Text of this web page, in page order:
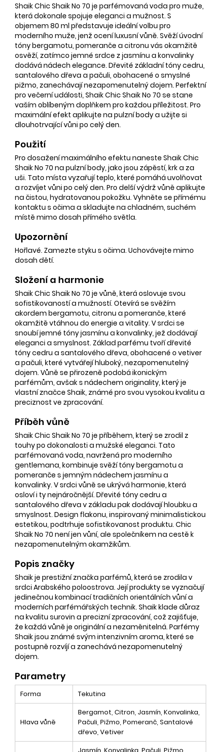
Shaik Chic Shaik No 70 je parfémovaná voda pro muže,
která dokonale spojuje eleganci a mužnost. S
objemem 80 ml představuje ideální volbu pro
moderního muže, jenž ocení luxusní vůně. Svěží úvodní
tóny bergamotu, pomeranče a citronu vás okamžitě
osvěží, zatímco jemné srdce z jasmínu a konvalinky
dodává nádech elegance. Dřevité základní tóny cedru,
santalového dřeva a pačuli, obohacené o smyslné
pižmo, zanechávají nezapomenutelný dojem. Perfektní
pro večerní události, Shaik Chic Shaik No 70 se stane
vaším oblíbeným doplňkem pro každou příležitost. Pro
maximální efekt aplikujte na pulzní body a užijte si
dlouhotrvající vůni po celý den.
Použití
Pro dosažení maximálního efektu naneste Shaik Chic
Shaik No 70 na pulzní body, jako jsou zápěstí, krk a za
uši. Tato místa vyzařují teplo, které pomáhá uvolňovat
a rozvíjet vůni po celý den. Pro delší výdrž vůně aplikujte
na čistou, hydratovanou pokožku. Vyhněte se přímému
kontaktu s očima a skladujte na chladném, suchém
místě mimo dosah přímého světla.
Upozornění
Hořlavé. Zamezte styku s očima. Uchovávejte mimo
dosah dětí.
Složení a harmonie
Shaik Chic Shaik No 70 je vůně, která oslovuje svou
sofistikovaností a mužností. Otevírá se svěžím
akordem bergamotu, citronu a pomeranče, které
okamžitě vtáhnou do energie a vitality. V srdci se
snoubí jemné tóny jasmínu a konvalinky, jež dodávají
eleganci a smyslnost. Základ parfému tvoří dřevité
tóny cedru a santalového dřeva, obohacené o vetiver
a pačuli, které vytvářejí hluboký, nezapomenutelný
dojem. Vůně se přirozeně podobá ikonickým
parfémům, avšak s nádechem originality, který je
vlastní značce Shaik, známé pro svou vysokou kvalitu a
preciznost ve zpracování.
Příběh vůně
Shaik Chic Shaik No 70 je příběhem, který se zrodil z
touhy po dokonalosti a mužské eleganci. Tato
parfémovaná voda, navržená pro moderního
gentlemana, kombinuje svěží tóny bergamotu a
pomeranče s jemným nádechem jasmínu a
konvalinky. V srdci vůně se ukrývá harmonie, která
osloví i ty nejnáročnější. Dřevité tóny cedru a
santalového dřeva v základu pak dodávají hloubku a
smyslnost. Design flakonu, inspirovaný minimalistickou
estetikou, podtrhuje sofistikovanost produktu. Chic
Shaik No 70 není jen vůní, ale společníkem na cestě k
nezapomenutelným okamžikům.
Popis značky
Shaik je prestižní značka parfémů, která se zrodila v
srdci Arabského poloostrova. Její produkty se vyznačují
jedinečnou kombinací tradičních orientálních vůní a
moderních parfémářských technik. Shaik klade důraz
na kvalitu surovin a precizní zpracování, což zajišťuje,
že každá vůně je originální a nezaměnitelná. Parfémy
Shaik jsou známé svým intenzivním aroma, které se
postupně rozvíjí a zanechává nezapomenutelný
dojem.
Parametry
Forma Tekutina
Hlava vůně
Bergamot, Citron, Jasmín, Konvalinka,
Pačuli, Pižmo, Pomeranč, Santalové
dřevo, Vetiver